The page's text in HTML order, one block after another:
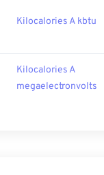
Kilocalories A kbtu
Kilocalories A
megaelectronvolts